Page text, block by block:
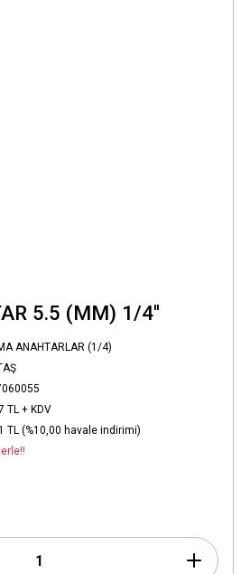
5.5 (MM) 1/4''
ANAHTARLAR (1/4)
TL + KDV
TL (%10,00 havale indirimi)